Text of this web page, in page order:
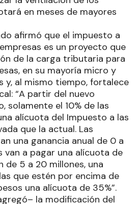
en meses de mayores
afirmó que el impuesto a
es un proyecto que
de la carga tributaria para
en su mayoría micro y
y, al mismo tiempo, fortalece
“A partir del nuevo
solamente el 10% de las
alícuota del Impuesto a las
que la actual. Las
una ganancia anual de 0 a
van a pagar una alícuota de
de 5 a 20 millones, una
que estén por encima de
una alícuota de 35%”.
la modificación del